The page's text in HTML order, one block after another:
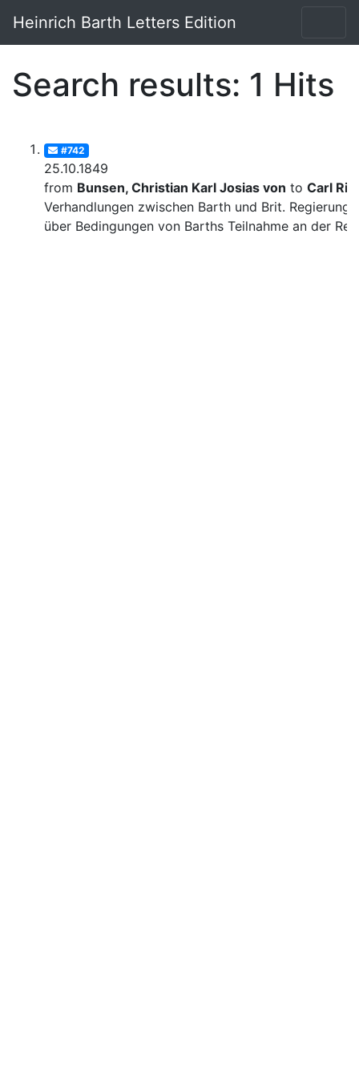
Heinrich Barth Letters Edition
Search results: 1 Hits
#742
25.10.1849
from Bunsen, Christian Karl Josias von to Carl
Verhandlungen zwischen Barth und Brit. Regierung
über Bedingungen von Barths Teilnahme an der